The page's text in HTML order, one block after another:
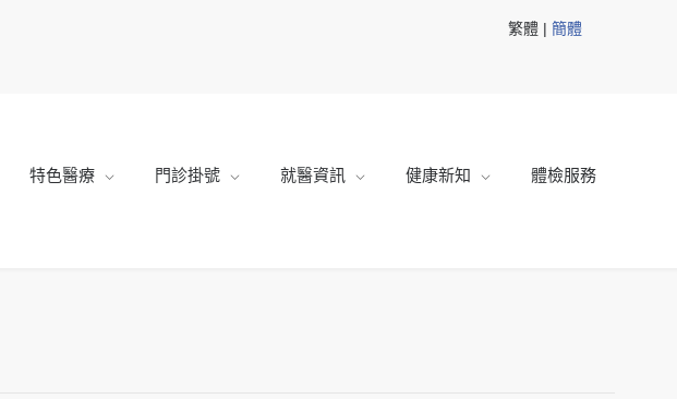
繁體 | 簡體
特色醫療 門診掛號 就醫資訊 健康新知 體檢服務